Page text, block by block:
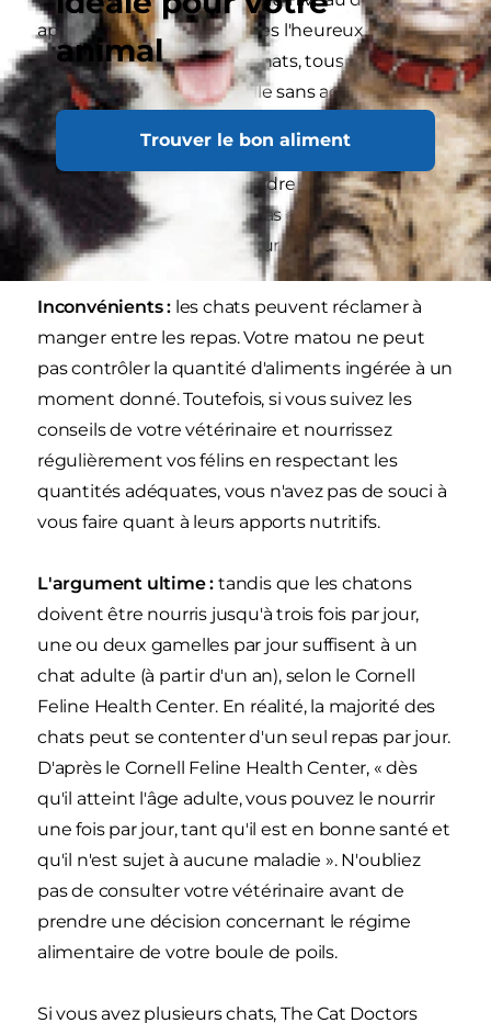
animal
Trouver le bon aliment
appétit. De plus, si vous êtes l'heureux.se
propriétaire de plusieurs chats, tous vos félins
auront accès à leur gamelle sans adopter une
position dominante envers les autres : dans le
cas contraire, un chat pourrait manger le repas
de ses congénères et prendre du poids, tandis
que les autres n'auraient pas assez de
nutriments, essentiels à leur bien-être.
Inconvénients : les chats peuvent réclamer à
manger entre les repas. Votre matou ne peut
pas contrôler la quantité d'aliments ingérée à un
moment donné. Toutefois, si vous suivez les
conseils de votre vétérinaire et nourrissez
régulièrement vos félins en respectant les
quantités adéquates, vous n'avez pas de souci à
vous faire quant à leurs apports nutritifs.
L'argument ultime : tandis que les chatons
doivent être nourris jusqu'à trois fois par jour,
une ou deux gamelles par jour suffisent à un
chat adulte (à partir d'un an), selon le Cornell
Feline Health Center. En réalité, la majorité des
chats peut se contenter d'un seul repas par jour.
D'après le Cornell Feline Health Center, « dès
qu'il atteint l'âge adulte, vous pouvez le nourrir
une fois par jour, tant qu'il est en bonne santé et
qu'il n'est sujet à aucune maladie ». N'oubliez
pas de consulter votre vétérinaire avant de
prendre une décision concernant le régime
alimentaire de votre boule de poils.
Si vous avez plusieurs chats, The Cat Doctors